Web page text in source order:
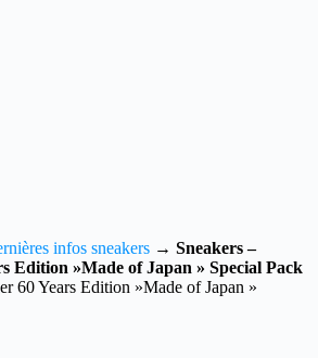
infos sneakers → Sneakers –
Edition »Made of Japan » Special Pack
60 Years Edition »Made of Japan »